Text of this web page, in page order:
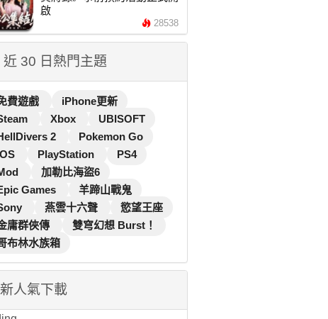
啟
28538
近 30 日熱門主題
費遊戲
iPhone更新
Xbox
UBISOFT
2
Pokemon Go
PlayStation
PS4
加勒比海盜6
Games
羊蹄山戰鬼
燕雲十六聲
慾望王座
庸群俠傳
雙穹幻想 Burst！
布林水族箱
人氣下載